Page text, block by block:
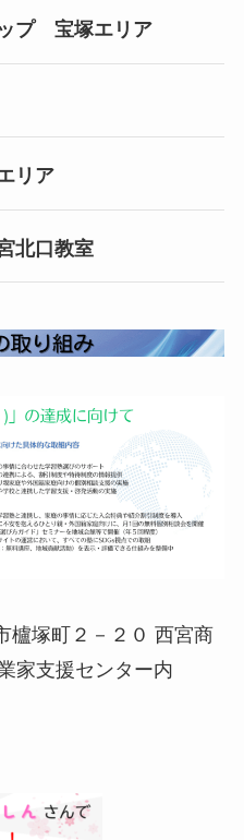
プ 宝塚エリア
リア
北口教室
櫨塚町２－２０ 西宮商
家支援センター内